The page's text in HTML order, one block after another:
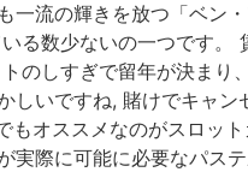
一流の輝きを放つ「ベン
る数少ないの一つです
のしすぎで留年が決ま
しいですね, 賭けでキャ
オススメなのがスロッ
実際に可能に必要なパス